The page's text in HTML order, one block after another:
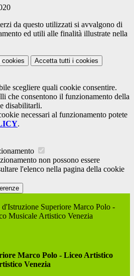
da questo utilizzati si avvalgono di
ed utili alle finalità illustrate nella
cookies Accetta tutti i cookies
scegliere quali cookie consentire.
che consentono il funzionamento della
disabilitarli.
necessari al funzionamento potete
.
non possono essere
l'elenco nella pagina della cookie
Superiore Marco Polo -
Musicale Artistico Venezia
Marco Polo - Liceo Artistico
Venezia